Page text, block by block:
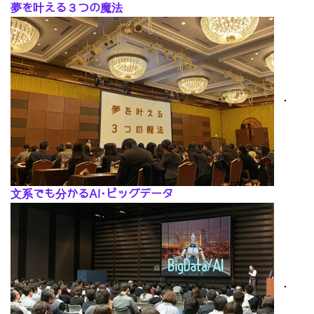
夢を叶える３つの魔法
･
文系でも分かるAI･ビッグデータ
･